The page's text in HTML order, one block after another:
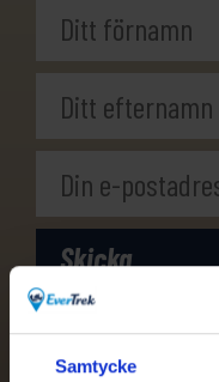
Samtycke